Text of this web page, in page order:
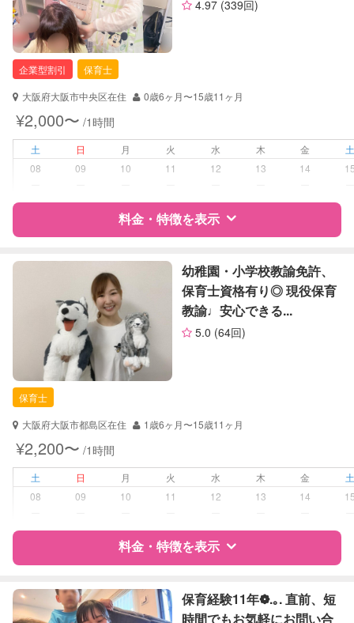
定期予約 可能
お子様の撮影
（定期特典）
資格
自治体届出済ベビーシッター
保育士
幼稚園教諭
対応可能/特徴
送迎サポート
病児対応 病児、病後児、ともに不可
障がい児対応 対応可否は個別に相談
レッスン
スポーツレッスン
絵・工作レッスン
定期予約
お子様の撮影
（定期特典）
対応不可
4.97 (339回)
企業型割引
保育士
大阪府大阪市中央区在住
0歳6ヶ月〜15歳11ヶ月
¥2,000〜 /1時間
土 日 月 火 水 木 金
08
09 10 11 12 13 14
料金・特徴を表示
特徴 料金 レビュー
サポートの特徴
企業型割引対象(旧内閣府補助対象)
自治体届出済ベビーシッター
保育士
夜間対応
対応可否は個別に相談
レッスン なし
幼稚園・小学校教諭免許、
保育士資格有り◎ 現役保育
教諭♩安心できる...
5.0 (64回)
保育士
大阪府大阪市都島区在住
1歳6ヶ月〜15歳11ヶ月
¥2,200〜 /1時間
土 日 月 火 水 木 金
08
09 10 11 12 13 14
料金・特徴を表示
特徴 料金 レビュー
保育経験11年❁.｡. 直前、短
時間でもお気軽にお問い合